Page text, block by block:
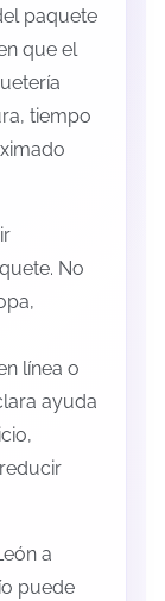
paquete
que el
tiempo
No
línea o
ayuda
a
puede